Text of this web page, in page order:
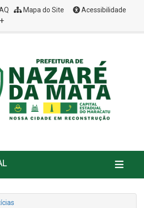
Mapa do Site
Acessibilidade